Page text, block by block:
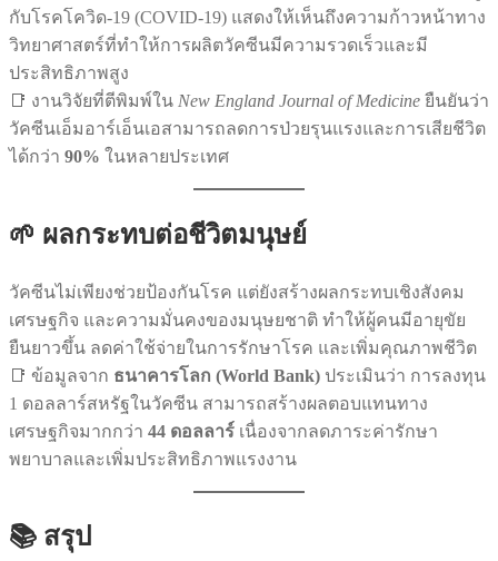
กับโรคโควิด-19 (COVID-19) แสดงให้เห็นถึงความก้าวหน้าทาง
วิทยาศาสตร์ที่ทำให้การผลิตวัคซีนมีความรวดเร็วและมี
ประสิทธิภาพสูง
📑 งานวิจัยที่ตีพิมพ์ใน New England Journal of Medicine ยืนยันว่า
วัคซีนเอ็มอาร์เอ็นเอสามารถลดการป่วยรุนแรงและการเสียชีวิต
ได้กว่า 90% ในหลายประเทศ
🌱 ผลกระทบต่อชีวิตมนุษย์
วัคซีนไม่เพียงช่วยป้องกันโรค แต่ยังสร้างผลกระทบเชิงสังคม
เศรษฐกิจ และความมั่นคงของมนุษยชาติ ทำให้ผู้คนมีอายุขัย
ยืนยาวขึ้น ลดค่าใช้จ่ายในการรักษาโรค และเพิ่มคุณภาพชีวิต
📑 ข้อมูลจาก ธนาคารโลก (World Bank) ประเมินว่า การลงทุน
1 ดอลลาร์สหรัฐในวัคซีน สามารถสร้างผลตอบแทนทาง
เศรษฐกิจมากกว่า 44 ดอลลาร์ เนื่องจากลดภาระค่ารักษา
พยาบาลและเพิ่มประสิทธิภาพแรงงาน
📚 สรุป